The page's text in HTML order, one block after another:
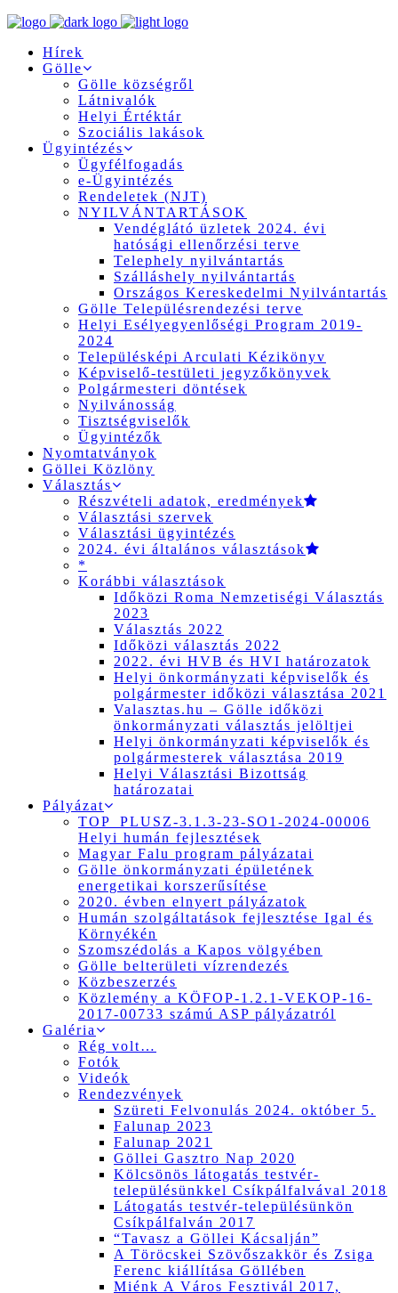
Hírek
Gölle
Gölle községről
Látnivalók
Helyi Értéktár
Szociális lakások
Ügyintézés
Ügyfélfogadás
e-Ügyintézés
Rendeletek (NJT)
NYILVÁNTARTÁSOK
Vendéglátó üzletek 2024. évi
hatósági ellenőrzési terve
Telephely nyilvántartás
Szálláshely nyilvántartás
Országos Kereskedelmi Nyilvántartás
Gölle Településrendezési terve
Helyi Esélyegyenlőségi Program 2019-
2024
Településképi Arculati Kézikönyv
Képviselő-testületi jegyzőkönyvek
Polgármesteri döntések
Nyilvánosság
Tisztségviselők
Ügyintézők
Nyomtatványok
Göllei Közlöny
Választás
Részvételi adatok, eredmények
Választási szervek
Választási ügyintézés
2024. évi általános választások
*
Korábbi választások
Időközi Roma Nemzetiségi Választás
2023
Választás 2022
Időközi választás 2022
2022. évi HVB és HVI határozatok
Helyi önkormányzati képviselők és
polgármester időközi választása 2021
Valasztas.hu – Gölle időközi
önkormányzati választás jelöltjei
Helyi önkormányzati képviselők és
polgármesterek választása 2019
Helyi Választási Bizottság
határozatai
Pályázat
TOP_PLUSZ-3.1.3-23-SO1-2024-00006
Helyi humán fejlesztések
Magyar Falu program pályázatai
Gölle önkormányzati épületének
energetikai korszerűsítése
2020. évben elnyert pályázatok
Humán szolgáltatások fejlesztése Igal és
Környékén
Szomszédolás a Kapos völgyében
Gölle belterületi vízrendezés
Közbeszerzés
Közlemény a KÖFOP-1.2.1-VEKOP-16-
2017-00733 számú ASP pályázatról
Galéria
Rég volt…
Fotók
Videók
Rendezvények
Szüreti Felvonulás 2024. október 5.
Falunap 2023
Falunap 2021
Göllei Gasztro Nap 2020
Kölcsönös látogatás testvér-
településünkkel Csíkpálfalvával 2018
Látogatás testvér-településünkön
Csíkpálfalván 2017
“Tavasz a Göllei Kácsalján”
A Töröcskei Szövőszakkör és Zsiga
Ferenc kiállítása Göllében
Miénk A Város Fesztivál 2017,